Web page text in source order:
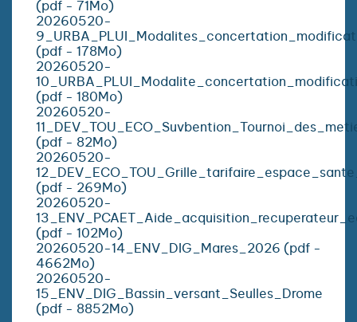
(pdf - 71Mo)
20260520-
(pdf - 178Mo)
20260520-
(pdf - 180Mo)
20260520-
(pdf - 82Mo)
20260520-
(pdf - 269Mo)
20260520-
(pdf - 102Mo)
20260520-14_ENV_DIG_Mares_2026 (pdf -
4662Mo)
20260520-
15_ENV_DIG_Bassin_versant_Seulles_Drome
(pdf - 8852Mo)